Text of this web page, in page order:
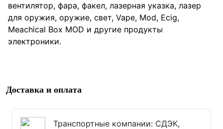
вентилятор, фара, факел, лазерная указка, лазер
для оружия, оружие, свет, Vape, Mod, Ecig,
Meachical Box MOD и другие продукты
электроники.
Доставка и оплата
Транспортные компании: СДЭК,